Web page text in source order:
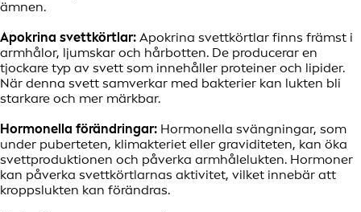
ämnen.
Apokrina svettkörtlar: Apokrina svettkörtlar finns främst i
armhålor, ljumskar och hårbotten. De producerar en
tjockare typ av svett som innehåller proteiner och lipider.
När denna svett samverkar med bakterier kan lukten bli
starkare och mer märkbar.
Hormonella förändringar: Hormonella svängningar, som
under puberteten, klimakteriet eller graviditeten, kan öka
svettproduktionen och påverka armhålelukten. Hormoner
kan påverka svettkörtlarnas aktivitet, vilket innebär att
kroppslukten kan förändras.